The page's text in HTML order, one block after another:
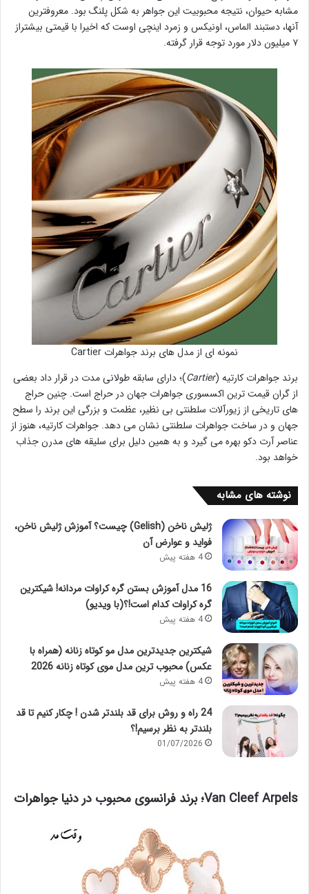
مشابه حیوان، نتیجه محبوبیت این جواهر به شکل پلنگ بود. معروفترین
آنها، دستبند الماس، اونیکس و زمرد اینچی اوست که اخیرا با قیمتی بیشتراز
۷ میلیون دلار مورد توجه قرار گرفته.
نمونه ای از مدل های برند جواهرات Cartier
برند جواهرات کارتیه (Cartier)؛ دارای سابقه طولانی مدت در قرار داد بعضی
از گران قیمت ترین اکسسوری جواهرات جهان در حراج است. چنین حراج
های تاریخی از زیورآلات سلطنتی بی نظیر، عظمت و بزرگی این برند را سطح
جهان و در ساخت جواهرات سلطنتی نشان می دهد. جواهرات کارتیه، هنوز از
عناصر آرت دکو بهره می گیرد و به همین دلیل برای سلیقه های مدرن جذاب
خواهد بود.
نوشته های مشابه
ژلیش ناخن (Gelish) چیست؟ آموزش ژلیش ناخن،
فواید و عوارض آن
4 هفته پیش
16 مدل آموزش بستن گره کراوات مردانه! شیکترین
گره کراوات کدام است!؟(با ویدیو)
4 هفته پیش
شیکترین جدیدترین مدل مو کوتاه زنانه (همراه با
عکس) محبوب ترین مدل موی کوتاه زنانه 2026
4 هفته پیش
24 راه و روش برای قد بلندتر شدن ! چکار کنیم تا قد
بلندتر به نظر برسیم!؟
01/07/2026
Van Cleef Arpels؛ برند فرانسوی محبوب در دنیا جواهرات